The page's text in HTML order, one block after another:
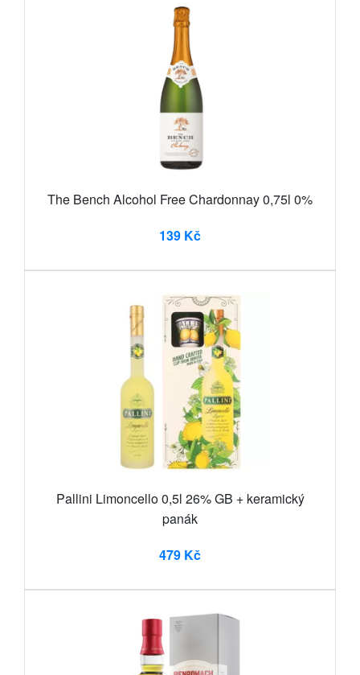
The Bench Alcohol Free Chardonnay 0,75l 0%
139 Kč
Pallini Limoncello 0,5l 26% GB + keramický
panák
479 Kč